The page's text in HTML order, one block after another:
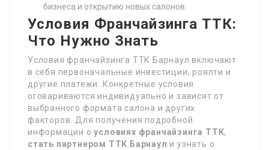
бизнеса и открытию новых салонов.
Условия Франчайзинга ТТК:
Что Нужно Знать
Условия франчайзинга ТТК Барнаул включают
в себя первоначальные инвестиции, роялти и
другие платежи. Конкретные условия
оговариваются индивидуально и зависят от
выбранного формата салона и других
факторов. Для получения подробной
информации оусловиях франчайзинга ТТК,
стать партнером ТТК Барнаул и узнать о